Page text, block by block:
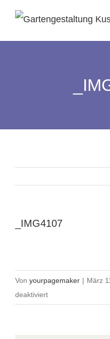
Zum
_IMG4107
Von yourpagemaker | März
deaktiviertfür